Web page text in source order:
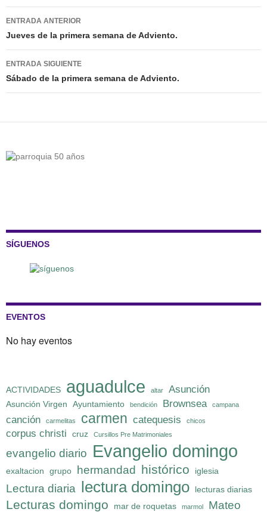
Navegación
de
entradas
ENTRADA ANTERIOR
Jueves de la primera semana de Adviento.
ENTRADA SIGUIENTE
Sábado de la primera semana de Adviento.
SÍGUENOS
EVENTOS
No hay eventos
ACTIVIDADES aguadulce altar Asunción
Asunción Virgen Ayuntamiento bendición Brownsea campana
canción carmelitas carmen catequesis chicos
corpus christi cruz Cursillos Pre Matrimoniales
evangelio diario Evangelio domingo
exaltacion grupo hermandad histórico iglesia
Lectura diaria lectura domingo lecturas diarias
Lecturas domingo mar de roquetas marmol Mateo